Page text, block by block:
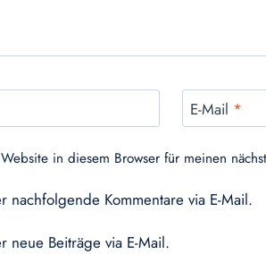
E-Mail *
in diesem Browser für meinen
nachfolgende Kommentare via E-Mail.
neue Beiträge via E-Mail.